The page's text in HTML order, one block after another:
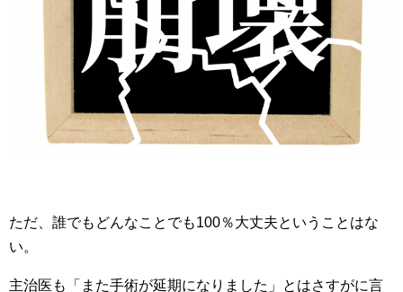
ただ、誰でもどんなことでも100％大丈夫ということはな
い。
主治医も「また手術が延期になりました」とはさすがに言